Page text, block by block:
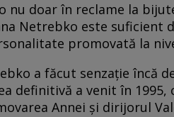
nu doar în reclame la
Netrebko este suficient
promovată la
a făcut senzaţie încă
definitivă a venit în
Annei şi dirijorul